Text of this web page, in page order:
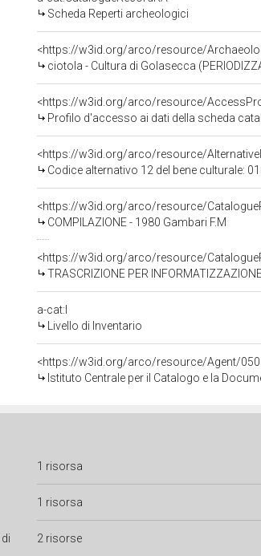
Scheda Reperti archeologici
<https://w3id.org/arco/resource/
ciotola - Cultura di Golasecca
<https://w3id.org/arco/resource/
Profilo d'accesso ai dati della scheda
<https://w3id.org/arco/resource/
Codice alternativo 12 del bene culturale:
<https://w3id.org/arco/resource/
COMPILAZIONE - 1980 Gambari F.M
<https://w3id.org/arco/resource/
TRASCRIZIONE PER
a-cat:I
Livello di Inventario
<https://w3id.org/arco/resource/Agent/
Istituto Centrale per il Catalogo e la
1 risorsa
1 risorsa
di 2 risorse